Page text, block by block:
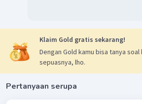
Klaim Gold gratis sekarang!
Dengan Gold kamu bisa tanya soal
sepuasnya, lho.
Pertanyaan serupa